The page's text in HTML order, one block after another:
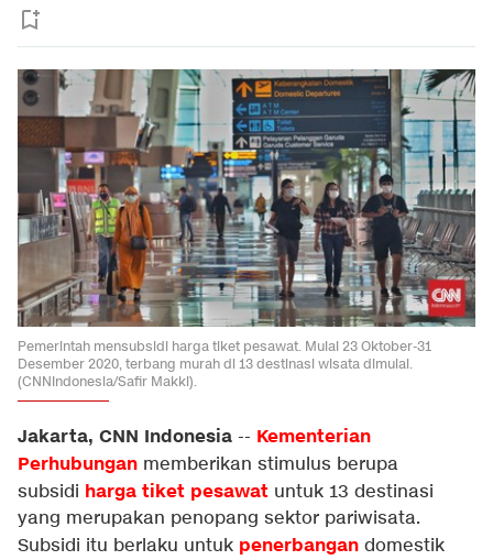
Pemerintah mensubsidi harga tiket pesawat. Mulai 23 Oktober-31
Desember 2020, terbang murah di 13 destinasi wisata dimulai.
(CNNIndonesia/Safir Makki).
Jakarta, CNN Indonesia -- Kementerian
Perhubungan memberikan stimulus berupa
subsidi harga tiket pesawat untuk 13 destinasi
yang merupakan penopang sektor pariwisata.
Subsidi itu berlaku untuk penerbangan domestik